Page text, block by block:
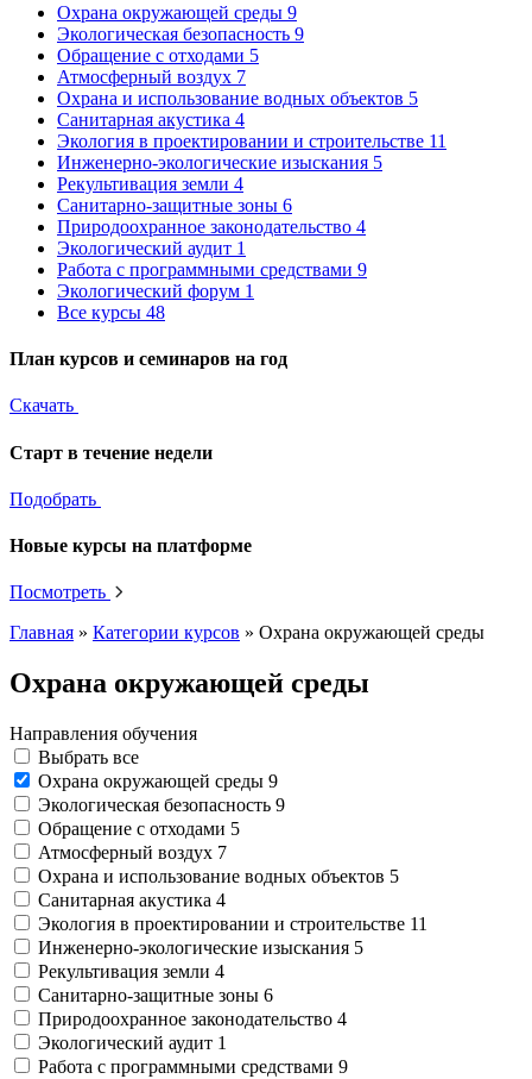
Охрана окружающей среды 9
Экологическая безопасность 9
Обращение с отходами 5
Атмосферный воздух 7
Охрана и использование водных объектов 5
Санитарная акустика 4
Экология в проектировании и строительстве 11
Инженерно-экологические изыскания 5
Рекультивация земли 4
Санитарно-защитные зоны 6
Природоохранное законодательство 4
Экологический аудит 1
Работа с программными средствами 9
Экологический форум 1
Все курсы 48
План курсов и семинаров на год
Скачать
Старт в течение недели
Подобрать
Новые курсы на платформе
Посмотреть
Главная » Категории курсов » Охрана окружающей среды
Охрана окружающей среды
Направления обучения
Выбрать все
Охрана окружающей среды 9
Экологическая безопасность 9
Обращение с отходами 5
Атмосферный воздух 7
Охрана и использование водных объектов 5
Санитарная акустика 4
Экология в проектировании и строительстве 11
Инженерно-экологические изыскания 5
Рекультивация земли 4
Санитарно-защитные зоны 6
Природоохранное законодательство 4
Экологический аудит 1
Работа с программными средствами 9